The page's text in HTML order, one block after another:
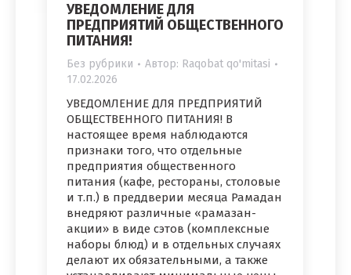
УВЕДОМЛЕНИЕ ДЛЯ
ПРЕДПРИЯТИЙ ОБЩЕСТВЕННОГО
ПИТАНИЯ!
Без рубрики Автор: Raqobat qo'mitasi
17.02.2026
УВЕДОМЛЕНИЕ ДЛЯ ПРЕДПРИЯТИЙ
ОБЩЕСТВЕННОГО ПИТАНИЯ! В
настоящее время наблюдаются
признаки того, что отдельные
предприятия общественного
питания (кафе, рестораны, столовые
и т.п.) в преддверии месяца Рамадан
внедряют различные «рамазан-
акции» в виде сэтов (комплексные
наборы блюд) и в отдельных случаях
делают их обязательными, а также